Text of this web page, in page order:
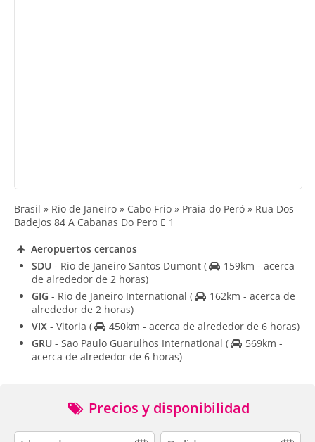
Brasil » Rio de Janeiro » Cabo Frio » Praia do Peró » Rua Dos
Badejos 84 A Cabanas Do Pero E 1
Aeropuertos cercanos
SDU - Rio de Janeiro Santos Dumont (
159km - acerca
de alrededor de 2 horas)
GIG - Rio de Janeiro International (
162km - acerca de
alrededor de 2 horas)
VIX - Vitoria (
450km - acerca de alrededor de 6 horas)
GRU - Sao Paulo Guarulhos International (
569km -
acerca de alrededor de 6 horas)
Precios y disponibilidad